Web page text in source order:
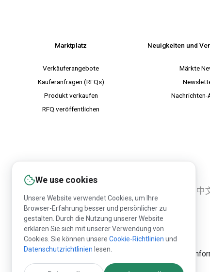
We use cookies
Unsere Website verwendet Cookies, um Ihre
Browser-Erfahrung besser und persönlicher zu
gestalten. Durch die Nutzung unserer Website
erklären Sie sich mit unserer Verwendung von
Cookies. Sie können unsere Cookie-Richtlinien und
Datenschutzrichtlinien lesen.
Marktplatz
Verkäuferangebote
Käuferanfragen (RFQs)
Produkt verkaufen
RFQ veröffentlichen
Neuigkeiten und
Märkte
Nachrichten-
中
Die Publikation der